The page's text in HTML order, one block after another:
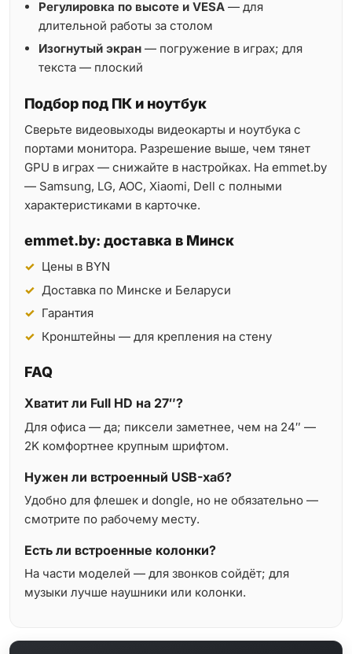
Регулировка по высоте и VESA — для
длительной работы за столом
Изогнутый экран — погружение в играх; для
текста — плоский
Подбор под ПК и ноутбук
Сверьте видеовыходы видеокарты и ноутбука с
портами монитора. Разрешение выше, чем тянет
GPU в играх — снижайте в настройках. На emmet.by
— Samsung, LG, AOC, Xiaomi, Dell с полными
характеристиками в карточке.
emmet.by: доставка в Минск
Цены в BYN
Доставка по Минске и Беларуси
Гарантия
Кронштейны — для крепления на стену
FAQ
Хватит ли Full HD на 27″?
Для офиса — да; пиксели заметнее, чем на 24″ —
2K комфортнее крупным шрифтом.
Нужен ли встроенный USB-хаб?
Удобно для флешек и dongle, но не обязательно —
смотрите по рабочему месту.
Есть ли встроенные колонки?
На части моделей — для звонков сойдёт; для
музыки лучше наушники или колонки.